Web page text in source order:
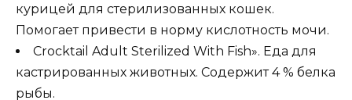
курицей для стерилизованных кошек.
Помогает привести в норму кислотность мочи.
Crocktail Adult Sterilized With Fish». Еда для
кастрированных животных. Содержит 4 % белка
рыбы.